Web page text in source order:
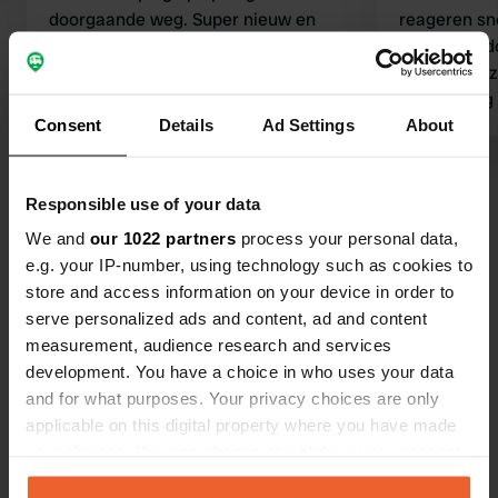
Consent Details Ad Settings About
Responsible use of your data
We and our 1022 partners process your personal data,
e.g. your IP-number, using technology such as cookies to
store and access information on your device in order to
serve personalized ads and content, ad and content
measurement, audience research and services
development. You have a choice in who uses your data
and for what purposes. Your privacy choices are only
applicable on this digital property where you have made
any time from the Cookie Declaration or by clicking on
doorgaande weg. Super nieuw en
9 km afstand in Rothenburg. Geen
fietspaden maar over de weg prima
komt iedere dag langs
reageren snel
schoon. In dorpje weinig te beleven
het is daar
bezoeken
Ben jij hier geweest?
Contact